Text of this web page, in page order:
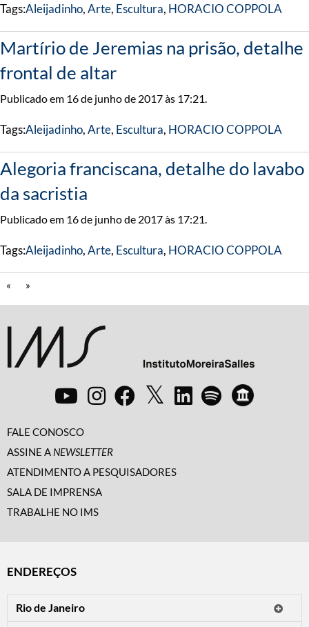
Tags:Aleijadinho,Arte, Escultura, HORACIO COPPOLA
Martírio de Jeremias na prisão, detalhe
frontal de altar
Publicado em 16 de junho de 2017 às 17:21.
Tags:Aleijadinho,Arte, Escultura, HORACIO COPPOLA
Alegoria franciscana, detalhe do lavabo
da sacristia
Publicado em 16 de junho de 2017 às 17:21.
Tags:Aleijadinho,Arte, Escultura, HORACIO COPPOLA
« »
FALE CONOSCO
ASSINE A NEWSLETTER
ATENDIMENTO A PESQUISADORES
SALA DE IMPRENSA
TRABALHE NO IMS
ENDEREÇOS
Rio de Janeiro